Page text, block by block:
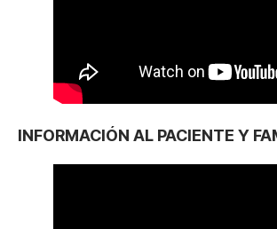
INFORMACIÓN AL PACIENTE Y